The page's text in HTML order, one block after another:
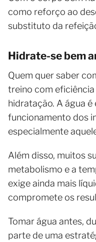
como reforço ao
substituto da
Hidrate-se bem
Quem quer saber
treino com
hidratação. A água é
funcionamento dos
especialmente
Além disso, muitos
metabolismo e a
exige ainda mais
compromete os
Tomar água antes,
parte de uma